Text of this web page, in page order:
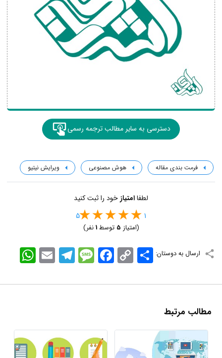
دسترسی به سایر مطالب ترجمه رسمی
فرمت بندی مقاله هوش مصنوعی ویرایش نیتیو
لطفاامتیاز خود را ثبت کنید
1
5
(امتیاز 5 توسط1نفر)
ارسال به دوستان: WhatsApp EmailTelegramMessageFacebook Copy
Link
اشتراک
مطالب مرتبط